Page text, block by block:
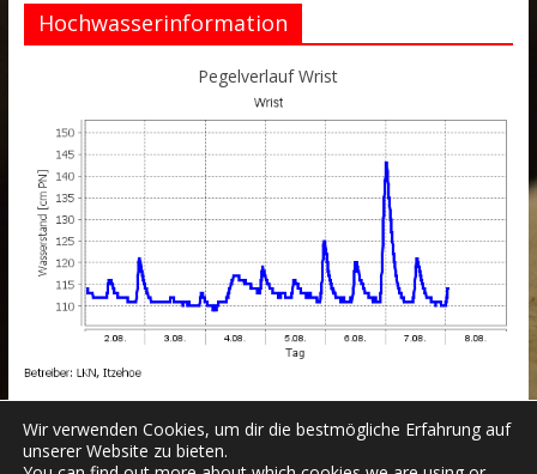
Hochwasserinformation
Pegelverlauf Wrist
Wir verwenden Cookies, um dir die bestmögliche Erfahrung auf
unserer Website zu bieten.